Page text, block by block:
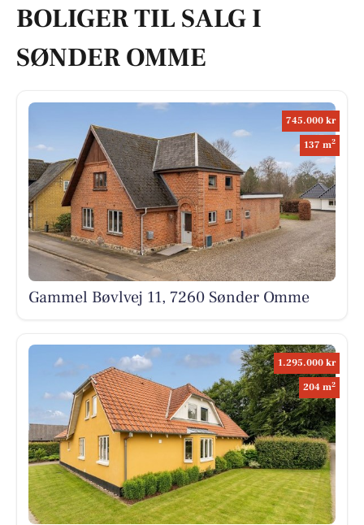
BOLIGER TIL SALG I
SØNDER OMME
745.000 kr
137 m2
Gammel Bøvlvej 11, 7260 Sønder Omme
1.295.000 kr
204 m2